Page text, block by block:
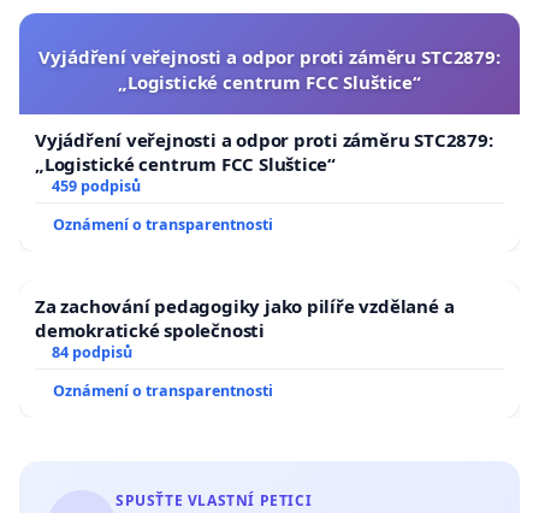
Vyjádření veřejnosti a odpor proti záměru STC2879:
„Logistické centrum FCC Sluštice“
Vyjádření veřejnosti a odpor proti záměru STC2879:
„Logistické centrum FCC Sluštice“
459 podpisů
Oznámení o transparentnosti
Za zachování pedagogiky jako pilíře vzdělané a
demokratické společnosti
84 podpisů
Oznámení o transparentnosti
SPUSŤTE VLASTNÍ PETICI